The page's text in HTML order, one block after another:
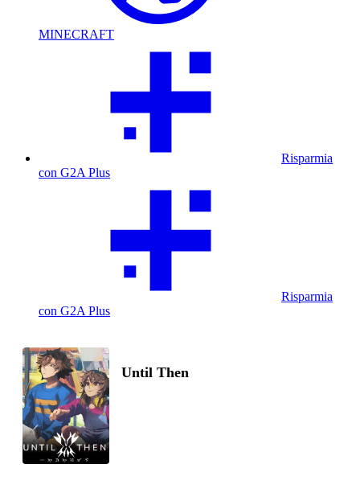
MINECRAFT
Risparmia
con G2A Plus
Risparmia
con G2A Plus
Until Then